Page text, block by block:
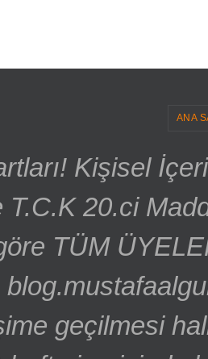
ANA
Kişisel
20.ci
TÜM
geçilmesi